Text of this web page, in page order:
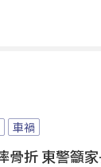
車禍
骨折 東警籲